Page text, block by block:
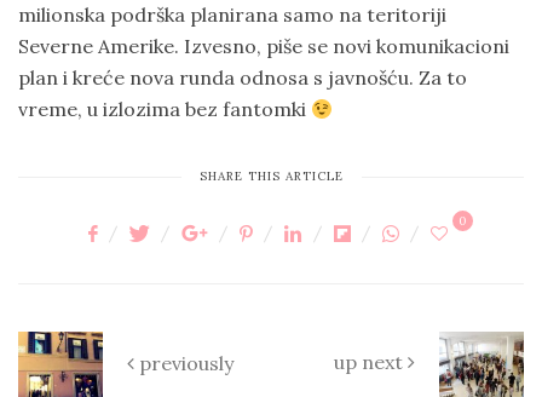
milionska podrška planirana samo na teritoriji
Severne Amerike. Izvesno, piše se novi komunikacioni
plan i kreće nova runda odnosa s javnošću. Za to
vreme, u izlozima bez fantomki
SHARE THIS ARTICLE
0
previously up next